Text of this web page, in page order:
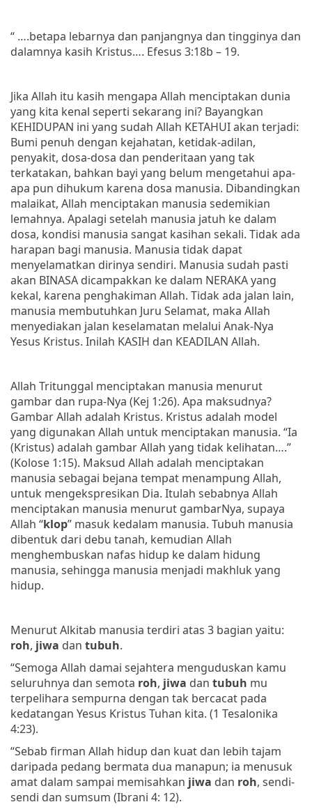
“ ….betapa lebarnya dan panjangnya dan tingginya dan
dalamnya kasih Kristus…. Efesus 3:18b – 19.
Jika Allah itu kasih mengapa Allah menciptakan dunia
yang kita kenal seperti sekarang ini? Bayangkan
KEHIDUPAN ini yang sudah Allah KETAHUI akan terjadi:
Bumi penuh dengan kejahatan, ketidak-adilan,
penyakit, dosa-dosa dan penderitaan yang tak
terkatakan, bahkan bayi yang belum mengetahui apa-
apa pun dihukum karena dosa manusia. Dibandingkan
malaikat, Allah menciptakan manusia sedemikian
lemahnya. Apalagi setelah manusia jatuh ke dalam
dosa, kondisi manusia sangat kasihan sekali. Tidak ada
harapan bagi manusia. Manusia tidak dapat
menyelamatkan dirinya sendiri. Manusia sudah pasti
akan BINASA dicampakkan ke dalam NERAKA yang
kekal, karena penghakiman Allah. Tidak ada jalan lain,
manusia membutuhkan Juru Selamat, maka Allah
menyediakan jalan keselamatan melalui Anak-Nya
Yesus Kristus. Inilah KASIH dan KEADILAN Allah.
Allah Tritunggal menciptakan manusia menurut
gambar dan rupa-Nya (Kej 1:26). Apa maksudnya?
Gambar Allah adalah Kristus. Kristus adalah model
yang digunakan Allah untuk menciptakan manusia. “Ia
(Kristus) adalah gambar Allah yang tidak kelihatan….”
(Kolose 1:15). Maksud Allah adalah menciptakan
manusia sebagai bejana tempat menampung Allah,
untuk mengekspresikan Dia. Itulah sebabnya Allah
menciptakan manusia menurut gambarNya, supaya
Allah “klop” masuk kedalam manusia. Tubuh manusia
dibentuk dari debu tanah, kemudian Allah
menghembuskan nafas hidup ke dalam hidung
manusia, sehingga manusia menjadi makhluk yang
hidup.
Menurut Alkitab manusia terdiri atas 3 bagian yaitu:
roh, jiwa dan tubuh.
“Semoga Allah damai sejahtera menguduskan kamu
seluruhnya dan semota roh, jiwa dan tubuh mu
terpelihara sempurna dengan tak bercacat pada
kedatangan Yesus Kristus Tuhan kita. (1 Tesalonika
4:23).
“Sebab firman Allah hidup dan kuat dan lebih tajam
daripada pedang bermata dua manapun; ia menusuk
amat dalam sampai memisahkan jiwa dan roh, sendi-
sendi dan sumsum (Ibrani 4: 12).